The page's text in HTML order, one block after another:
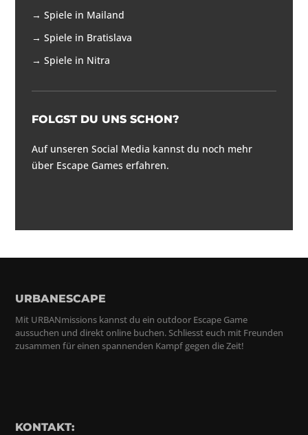
→Spiele in Mailand
→Spiele in Bratislava
→Spiele in Nitra
FOLGST DU UNS SCHON?
Auf unseren Social Media kannst du noch mehr
über Escape Games erfahren.
URBANESCAPE
Mit URBANmissions kannst du ein outdoor Escape Game
aussuchen und direkt online buchen. Schliesst euch mit Freunden
zusammen für einen spannenden Kampf gegen die Zeit!
KONTAKT: